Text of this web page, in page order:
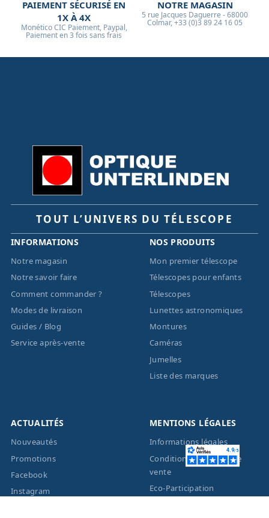
PAIEMENT SÉCURISÉ EN
1X À 4X
Monético CIC Paiement, Paypal,
Paiement en 3 fois sans frais
NOTRE MAGASIN
5 rue Jacques Daguerre - 68000
Colmar, +33 (0)3 89 24 16 05
TOUT L’UNIVERS DU TÉLESCOPE
INFORMATIONS
Notre magasin
Notre savoir faire
Comment commander ?
Modes de livraison
Guides / Blog
Service après-vente
NOS PRODUITS
Mon premier télescope
Télescopes pour enfants
Télescopes
Lunettes astronomiques
Montures
Caméras
Jumelles
Liste des marques
ACTUALITÉS
Nouveautés
Promotions
Facebook
Instagram
MENTIONS LÉGALES
Informations légales
Conditions générales de
vente
Eco-Participation